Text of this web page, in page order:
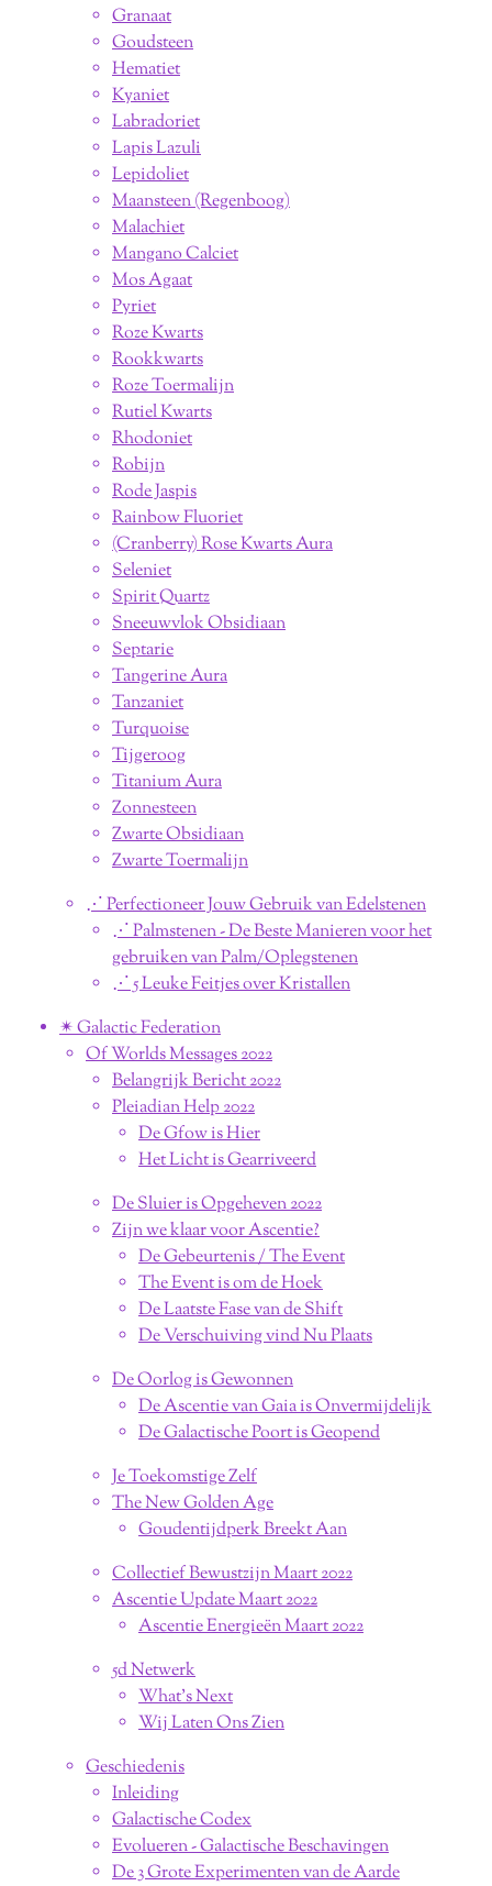
Granaat
Goudsteen
Hematiet
Kyaniet
Labradoriet
Lapis Lazuli
Lepidoliet
Maansteen (Regenboog)
Malachiet
Mangano Calciet
Mos Agaat
Pyriet
Roze Kwarts
Rookkwarts
Roze Toermalijn
Rutiel Kwarts
Rhodoniet
Robijn
Rode Jaspis
Rainbow Fluoriet
(Cranberry) Rose Kwarts Aura
Seleniet
Spirit Quartz
Sneeuwvlok Obsidiaan
Septarie
Tangerine Aura
Tanzaniet
Turquoise
Tijgeroog
Titanium Aura
Zonnesteen
Zwarte Obsidiaan
Zwarte Toermalijn
⋰ Perfectioneer Jouw Gebruik van Edelstenen
⋰ Palmstenen - De Beste Manieren voor het
gebruiken van Palm/Oplegstenen
⋰ 5 Leuke Feitjes over Kristallen
✴︎ Galactic Federation
Of Worlds Messages 2022
Belangrijk Bericht 2022
Pleiadian Help 2022
De Gfow is Hier
Het Licht is Gearriveerd
De Sluier is Opgeheven 2022
Zijn we klaar voor Ascentie?
De Gebeurtenis / The Event
The Event is om de Hoek
De Laatste Fase van de Shift
De Verschuiving vind Nu Plaats
De Oorlog is Gewonnen
De Ascentie van Gaia is Onvermijdelijk
De Galactische Poort is Geopend
Je Toekomstige Zelf
The New Golden Age
Goudentijdperk Breekt Aan
Collectief Bewustzijn Maart 2022
Ascentie Update Maart 2022
Ascentie Energieën Maart 2022
5d Netwerk
What's Next
Wij Laten Ons Zien
Geschiedenis
Inleiding
Galactische Codex
Evolueren - Galactische Beschavingen
De 3 Grote Experimenten van de Aarde